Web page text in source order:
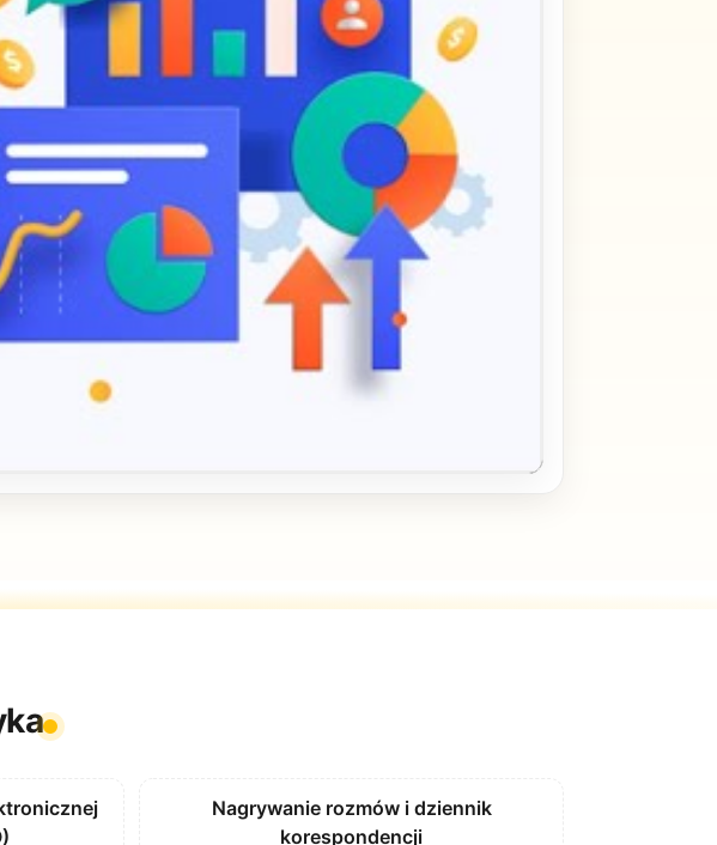
Nagrywanie rozmów i dziennik
korespondencji